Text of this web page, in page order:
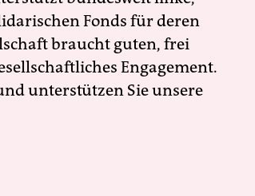
Fonds für deren
braucht guten, frei
Engagement.
unterstützen Sie unsere